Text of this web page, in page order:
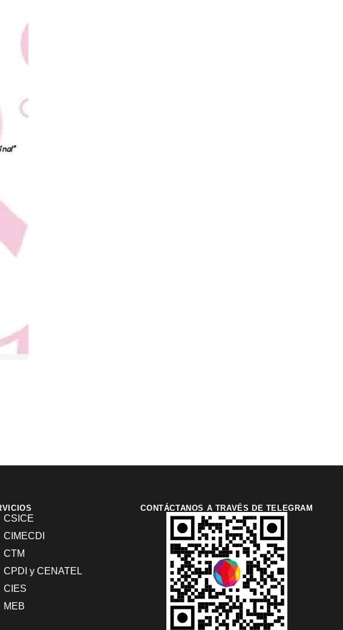
CSICE
CIMECDI
CTM
CPDI y CENATEL
CIES
MEB
CONTÁCTANOS A TRAVÉS DE TELEGRAM